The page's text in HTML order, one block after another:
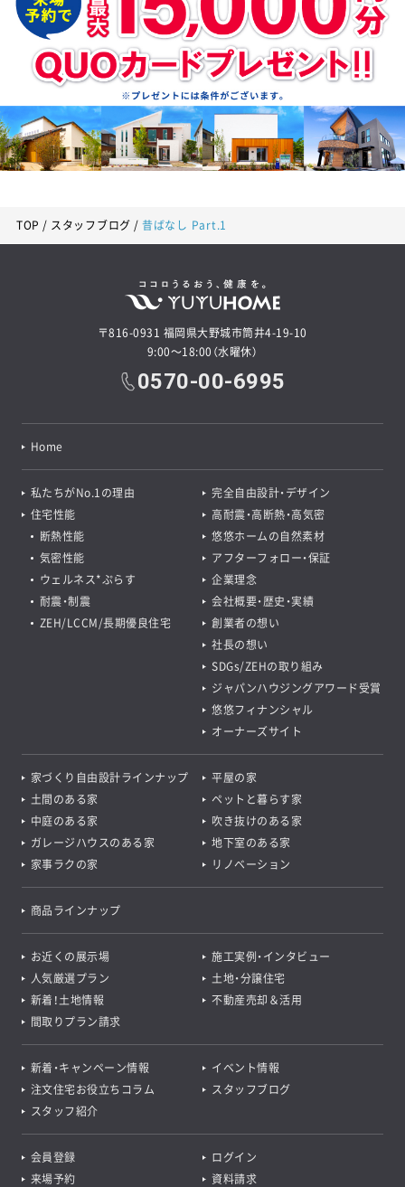
TOP スタッフブログ 昔ばなし Part.1
〒816-0931 福岡県大野城市筒井4-19-10
9:00～18:00（水曜休）
0570-00-6995
Home
私たちがNo.1の理由
完全自由設計・デザイン
住宅性能
断熱性能
気密性能
ウェルネス*ぷらす
耐震・制震
ZEH/LCCM/長期優良住宅
高耐震・高断熱・高気密
悠悠ホームの自然素材
アフターフォロー・保証
企業理念
会社概要・歴史・実績
創業者の想い
社長の想い
SDGs/ZEHの取り組み
ジャパンハウジングアワード受賞
悠悠フィナンシャル
オーナーズサイト
家づくり自由設計ラインナップ
平屋の家
土間のある家
ペットと暮らす家
中庭のある家
吹き抜けのある家
ガレージハウスのある家
地下室のある家
家事ラクの家
リノベーション
商品ラインナップ
お近くの展示場
施工実例・インタビュー
人気厳選プラン
土地・分譲住宅
新着！土地情報
不動産売却＆活用
間取りプラン請求
新着・キャンペーン情報
イベント情報
注文住宅お役立ちコラム
スタッフブログ
スタッフ紹介
会員登録
ログイン
来場予約
資料請求